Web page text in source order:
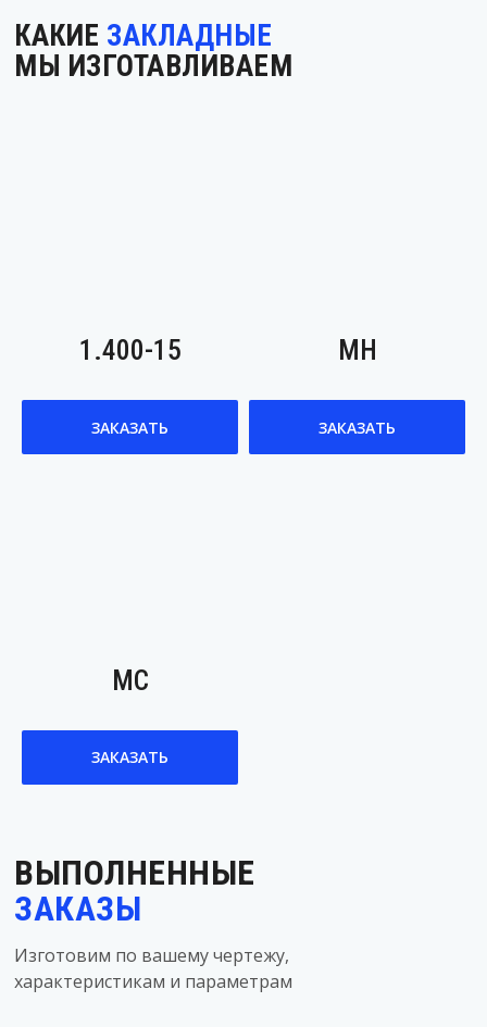
КАКИЕ ЗАКЛАДНЫЕ
МЫ ИЗГОТАВЛИВАЕМ
1.400-15
ЗАКАЗАТЬ
МН
ЗАКАЗАТЬ
МС
ЗАКАЗАТЬ
ВЫПОЛНЕННЫЕ
ЗАКАЗЫ
Изготовим по вашему чертежу,
характеристикам и параметрам